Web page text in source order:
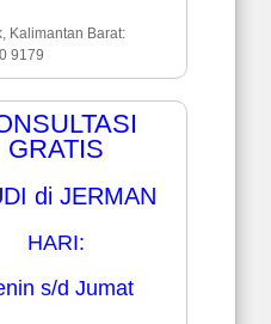
Kalimantan Barat:
9179
GRATIS
di JERMAN
HARI:
s/d Jumat